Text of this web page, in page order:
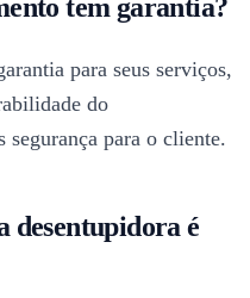
tem garantia?
para seus serviços,
do
segurança para o cliente.
desentupidora é